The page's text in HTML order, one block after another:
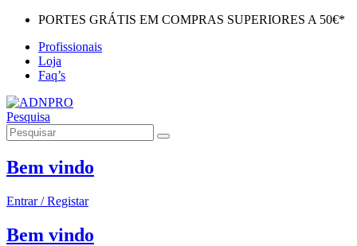
PORTES GRÁTIS EM COMPRAS SUPERIORES A 50€*
Profissionais
Loja
Faq’s
Pesquisa
Bem vindo
Entrar / Registar
Bem vindo